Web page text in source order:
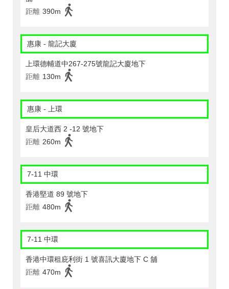
距離 390m
惠康 - 龍記大廈
上環德輔道中267-275號龍記大廈地下
距離 130m
惠康 - 上環
皇后大道西 2 -12 號地下
距離 260m
7-11 中環
香港堅道 89 號地下
距離 480m
7-11 中環
香港中環租庇利街 1 號喜訊大廈地下 C 舖
距離 470m